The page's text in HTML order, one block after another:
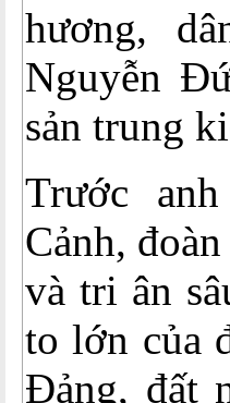
hương,
Nguyễn
sản trung
Trước
Cảnh,
và tri ân
to lớn của
Đảng, đất